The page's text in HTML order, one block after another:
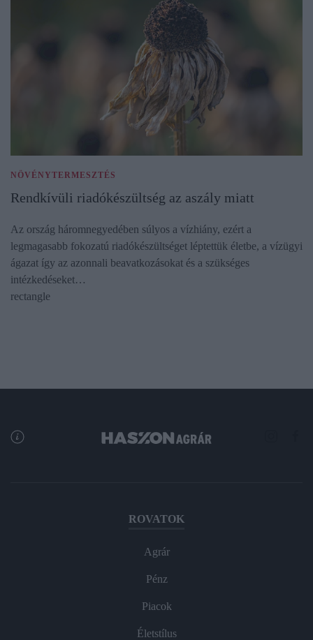
NÖVÉNYTERMESZTÉS
Rendkívüli riadókészültség az aszály miatt
Az ország háromnegyedében súlyos a vízhiány, ezért a
legmagasabb fokozatú riadókészültséget léptettük életbe, a vízügyi
ágazat így az azonnali beavatkozásokat és a szükséges
intézkedéseket…
rectangle
ROVATOK
Agrár
Pénz
Piacok
Életstílus